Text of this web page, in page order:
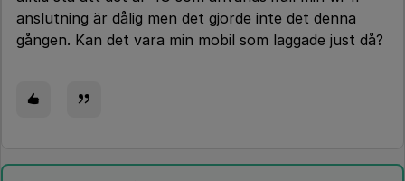
anslutning är dålig men det gjorde inte det denna
gången. Kan det vara min mobil som laggade just då?